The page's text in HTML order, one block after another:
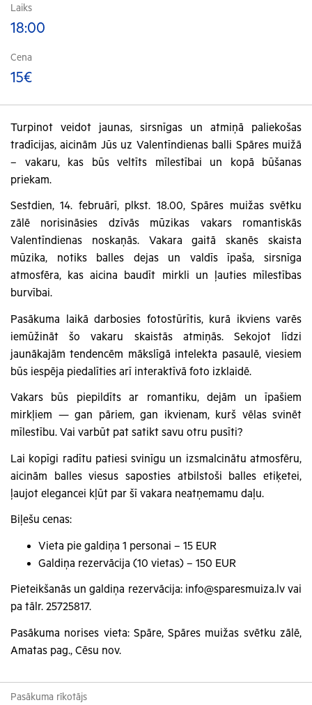
Laiks
18:00
Cena
15€
Turpinot veidot jaunas, sirsnīgas un atmiņā paliekošas
tradīcijas, aicinām Jūs uz Valentīndienas balli Spāres muižā
– vakaru, kas būs veltīts mīlestībai un kopā būšanas
priekam.
Sestdien, 14. februārī, plkst. 18.00, Spāres muižas svētku
zālē norisināsies dzīvās mūzikas vakars romantiskās
Valentīndienas noskaņās. Vakara gaitā skanēs skaista
mūzika, notiks balles dejas un valdīs īpaša, sirsnīga
atmosfēra, kas aicina baudīt mirkli un ļauties mīlestības
burvībai.
Pasākuma laikā darbosies fotostūrītis, kurā ikviens varēs
iemūžināt šo vakaru skaistās atmiņās. Sekojot līdzi
jaunākajām tendencēm mākslīgā intelekta pasaulē, viesiem
būs iespēja piedalīties arī interaktīvā foto izklaidē.
Vakars būs piepildīts ar romantiku, dejām un īpašiem
mirkļiem — gan pāriem, gan ikvienam, kurš vēlas svinēt
mīlestību. Vai varbūt pat satikt savu otru pusīti?
Lai kopīgi radītu patiesi svinīgu un izsmalcinātu atmosfēru,
aicinām balles viesus saposties atbilstoši balles etiķetei,
ļaujot elegancei kļūt par šī vakara neatņemamu daļu.
Biļešu cenas:
Vieta pie galdiņa 1 personai – 15 EUR
Galdiņa rezervācija (10 vietas) – 150 EUR
Pieteikšanās un galdiņa rezervācija: info@sparesmuiza.lv vai
pa tālr. 25725817.
Pasākuma norises vieta: Spāre, Spāres muižas svētku zālē,
Amatas pag., Cēsu nov.
Pasākuma rīkotājs